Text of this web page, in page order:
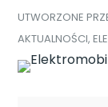
UTWORZONE
AKTUALNOŚCI,